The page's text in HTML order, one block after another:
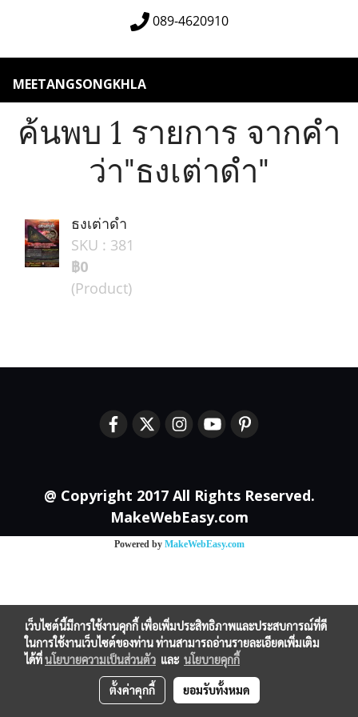
089-4620910
MEETANGSONGKHLA
ค้นพบ 1 รายการ จากคำ
ว่า"ธงเต่าดำ"
ธงเต่าดำ
SKU : 381
฿0
(Product)
@ Copyright 2017 All Rights Reserved.
MakeWebEasy.com
Powered by MakeWebEasy.com
เว็บไซต์นี้มีการใช้งานคุกกี้ เพื่อเพิ่มประสิทธิภาพและประสบการณ์ที่ดี
ในการใช้งานเว็บไซต์ของท่าน ท่านสามารถอ่านรายละเอียดเพิ่มเติม
ได้ที่นโยบายความเป็นส่วนตัว และ นโยบายคุกกี้
ตั้งค่าคุกกี้ ยอมรับทั้งหมด